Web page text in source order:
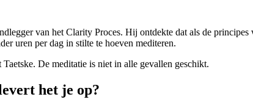
van het Clarity Proces. Hij ontdekte dat als de principes
uren per dag in stilte te hoeven mediteren.
De meditatie is niet in alle gevallen geschikt.
het je op?